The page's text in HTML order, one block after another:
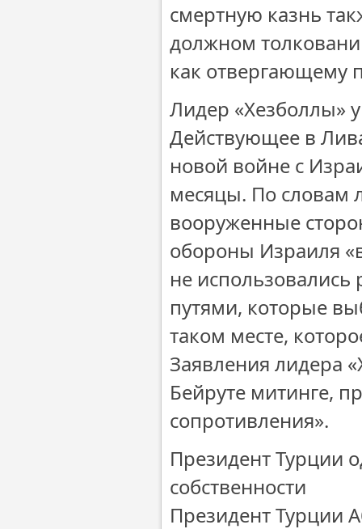
смертную казнь
должном
как отвергающему
Лидер «Хезболлы»
Действующее в
новой войне с
месяцы. По словам
вооруженные
обороны Израиля
не
путями, которые
таком месте,
Заявления лидера
Бейруте митинге,
сопротивления».
Президент Турции
собственности
Президент Турции